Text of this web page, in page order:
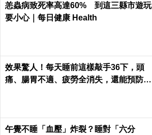
恙蟲病致死率高達60% 到這三縣市遊玩
要小心｜每日健康 Health
效果驚人！每天睡前這樣敲手36下，頭
痛、腸胃不適、疲勞全消失，還能預防腦
午覺不睡「血壓」炸裂？睡對「六分